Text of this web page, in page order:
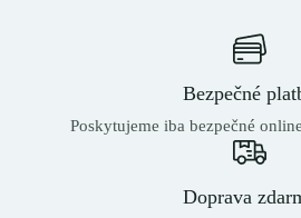
Bezpečné
Poskytujeme iba bezpečné
Doprava